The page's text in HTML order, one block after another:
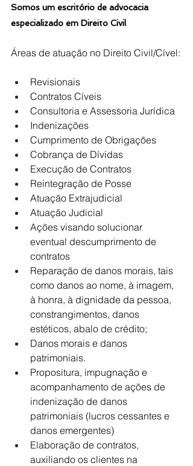
Somos um escritório de advocacia
especializado em Direito Civil
Áreas de atuação no Direito Civil/Cível:
Revisionais
Contratos Cíveis
Consultoria e Assessoria Jurídica
Indenizações
Cumprimento de Obrigações
Cobrança de Dívidas
Execução de Contratos
Reintegração de Posse
Atuação Extrajudicial
Atuação Judicial
Ações visando solucionar
eventual descumprimento de
contratos
Reparação de danos morais, tais
como danos ao nome, à imagem,
à honra, à dignidade da pessoa,
constrangimentos, danos
estéticos, abalo de crédito;
Danos morais e danos
patrimoniais.
Propositura, impugnação e
acompanhamento de ações de
indenização de danos
patrimoniais (lucros cessantes e
danos emergentes)
Elaboração de contratos,
auxiliando os clientes na